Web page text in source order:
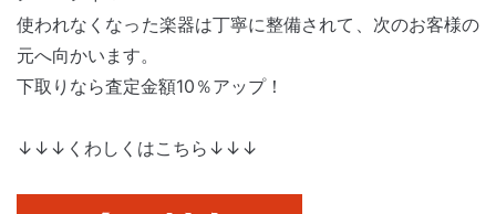
使われなくなった楽器は丁寧に整備されて、次のお客様の
元へ向かいます。
下取りなら査定金額10％アップ！
↓↓↓くわしくはこちら↓↓↓